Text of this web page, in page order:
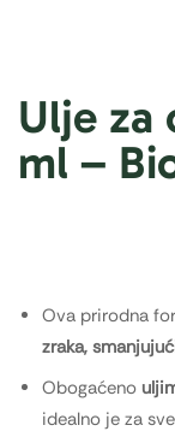
Ulje za
ml –
Ova prirodna
zraka,
Obogaćeno
idealno je za